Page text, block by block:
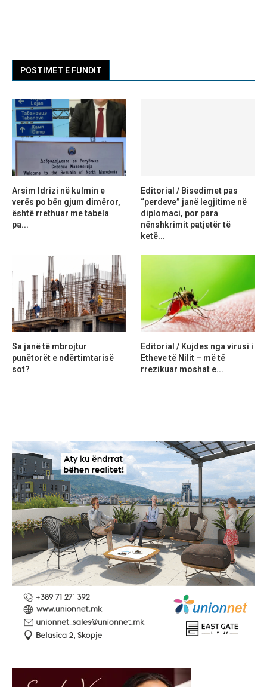
POSTIMET E FUNDIT
Arsim Idrizi në kulmin e
verës po bën gjum dimëror,
është rrethuar me tabela
pa...
Editorial / Bisedimet pas
“perdeve” janë legjitime në
diplomaci, por para
nënshkrimit patjetër të
ketë...
Sa janë të mbrojtur
punëtorët e ndërtimtarisë
sot?
Editorial / Kujdes nga virusi i
Etheve të Nilit – më të
rrezikuar moshat e...